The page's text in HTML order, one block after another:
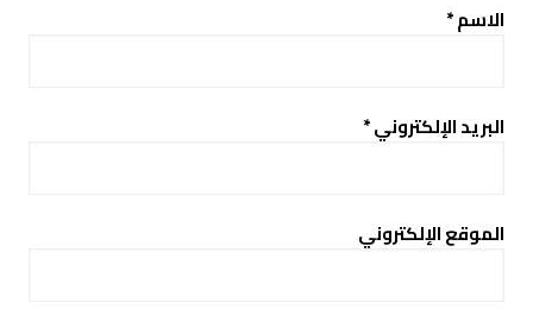
الاسم*
البريد الإلكتروني*
الموقع الإلكتروني